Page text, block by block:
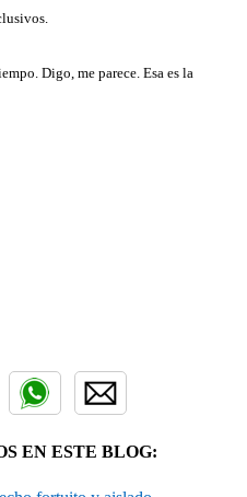
Digo, me parece. Esa es la
EN ESTE BLOG: